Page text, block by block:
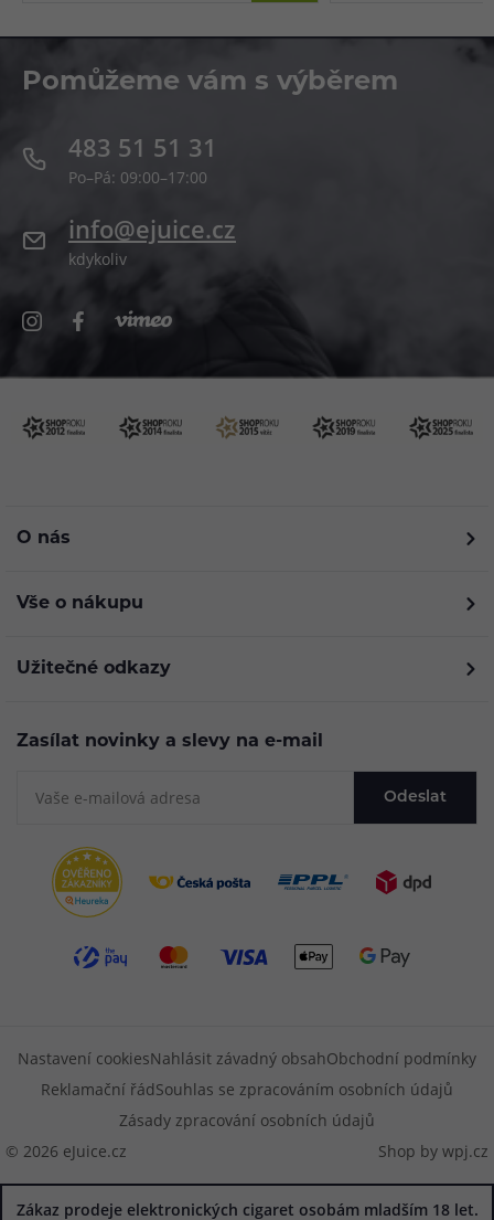
Pomůžeme vám s výběrem
483 51 51 31
Po–Pá: 09:00–17:00
info@ejuice.cz
kdykoliv
O nás
Vše o nákupu
Užitečné odkazy
Zasílat novinky a slevy na e-mail
Odeslat
© 2026 eJuice.cz
Nastavení cookiesNahlásit závadný obsahObchodní podmínky
Reklamační řádSouhlas se zpracováním osobních údajů
Zásady zpracování osobních údajů
Shop by wpj.cz
Zákaz prodeje elektronických cigaret osobám mladším 18 let.